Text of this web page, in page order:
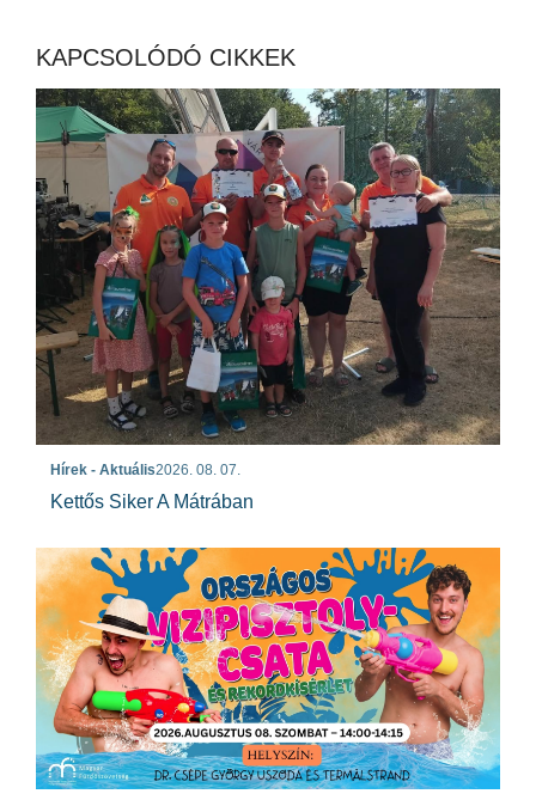
KAPCSOLÓDÓ CIKKEK
Hírek - Aktuális2026. 08. 07.
Kettős Siker A Mátrában